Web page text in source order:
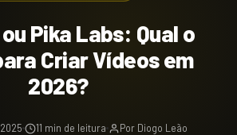
Pika Labs: Qual o
Criar Vídeos em
2026?
11 min de leitura Por Diogo Leão